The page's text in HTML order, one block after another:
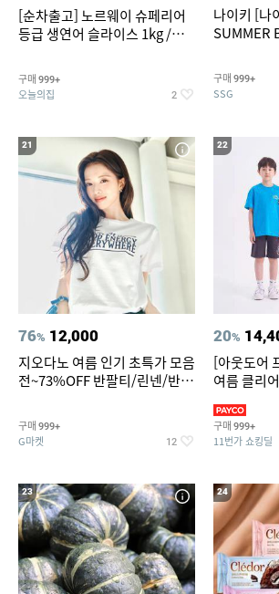
[순차출고] 노르웨이 슈페리어
등급 생연어 슬라이스 1kg /
구매 999+
오늘의집 2
나이키 [나
SUMMER
구매 999+
SSG
21
76% 12,000
지오다노 여름 인기 초특가 모음
전~73%OFF 반팔티/린넨/반바
구매 999+
G마켓 12
22
20%
[아웃도어
여름 클리
구매 999+
11번가 쇼킹딜
23 24